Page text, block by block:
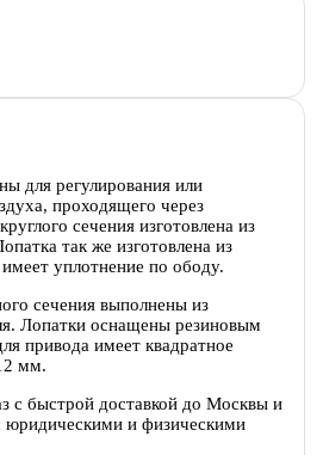
для регулирования или
проходящего через
сечения изготовлена из
так же изготовлена из
уплотнение по ободу.
сечения выполнены из
Лопатки оснащены резиновым
привода имеет квадратное
мм.
с быстрой доставкой до Москвы и
юридическими и физическими